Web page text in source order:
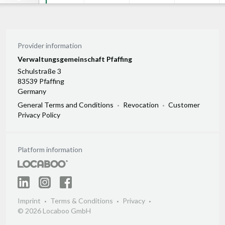
Provider information
Verwaltungsgemeinschaft Pfaffing
Schulstraße 3
83539 Pfaffing
Germany
General Terms and Conditions
Revocation
Customer
Privacy Policy
Platform information
Imprint Terms & Conditions
Privacy
© 2026 Locaboo GmbH